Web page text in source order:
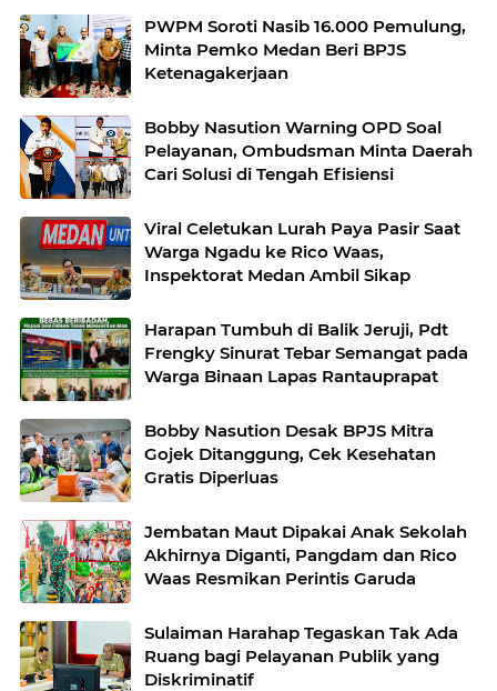
PWPM Soroti Nasib 16.000 Pemulung,
Minta Pemko Medan Beri BPJS
Ketenagakerjaan
Bobby Nasution Warning OPD Soal
Pelayanan, Ombudsman Minta Daerah
Cari Solusi di Tengah Efisiensi
Viral Celetukan Lurah Paya Pasir Saat
Warga Ngadu ke Rico Waas,
Inspektorat Medan Ambil Sikap
Harapan Tumbuh di Balik Jeruji, Pdt
Frengky Sinurat Tebar Semangat pada
Warga Binaan Lapas Rantauprapat
Bobby Nasution Desak BPJS Mitra
Gojek Ditanggung, Cek Kesehatan
Gratis Diperluas
Jembatan Maut Dipakai Anak Sekolah
Akhirnya Diganti, Pangdam dan Rico
Waas Resmikan Perintis Garuda
Sulaiman Harahap Tegaskan Tak Ada
Ruang bagi Pelayanan Publik yang
Diskriminatif